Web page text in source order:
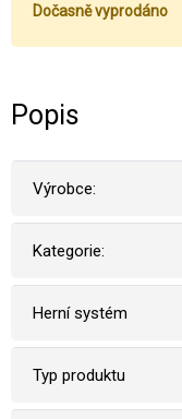
Dočasně vyprodáno
Popis
Výrobce:
Kategorie:
Herní systém
Typ produktu